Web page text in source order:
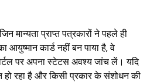
मान्यता प्राप्त पत्रकारों ने पहले ही
कार्ड नहीं बन पाया है, वे
पर अपना स्टेटस अवश्य जांच लें। यदि
हो रहा है और किसी प्रकार के संशोधन की